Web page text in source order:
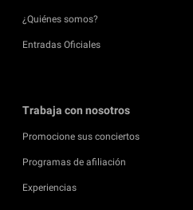
¿Quiénes somos?
Entradas Oficiales
Trabaja con nosotros
Promocione sus conciertos
Programas de afiliación
Experiencias